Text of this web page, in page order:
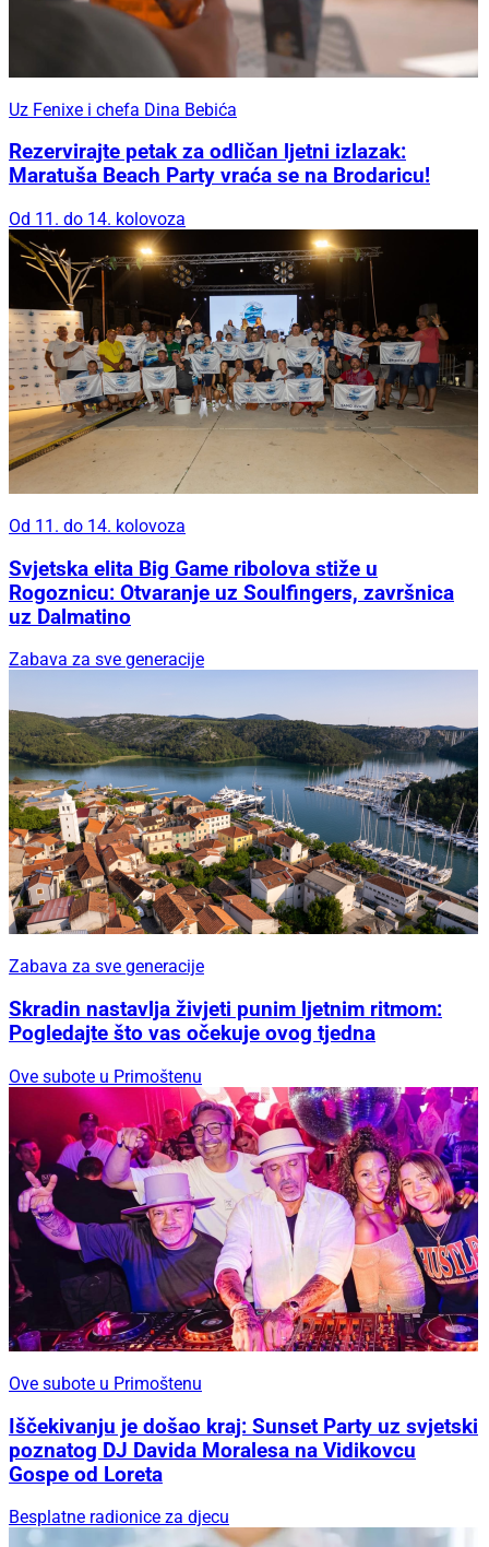
Uz Fenixe i chefa Dina Bebića
Rezervirajte petak za odličan ljetni izlazak:
Maratuša Beach Party vraća se na Brodaricu!
Od 11. do 14. kolovoza
Od 11. do 14. kolovoza
Svjetska elita Big Game ribolova stiže u
Rogoznicu: Otvaranje uz Soulfingers, završnica
uz Dalmatino
Zabava za sve generacije
Zabava za sve generacije
Skradin nastavlja živjeti punim ljetnim ritmom:
Pogledajte što vas očekuje ovog tjedna
Ove subote u Primoštenu
Ove subote u Primoštenu
Iščekivanju je došao kraj: Sunset Party uz svjetski
poznatog DJ Davida Moralesa na Vidikovcu
Gospe od Loreta
Besplatne radionice za djecu